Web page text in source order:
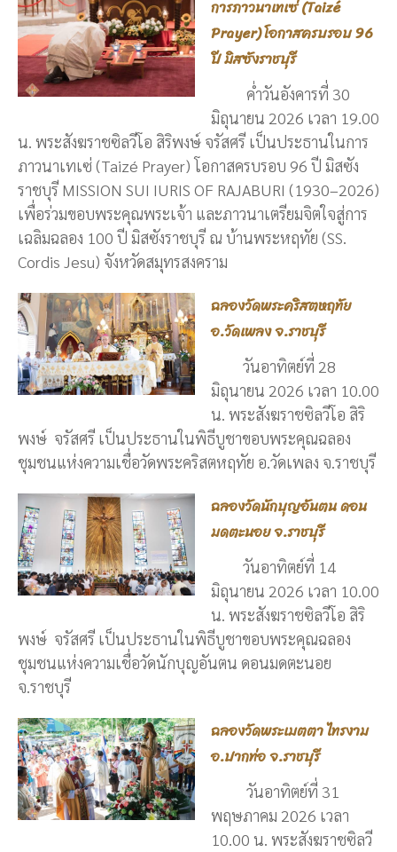
การภาวนาเทเซ่ (Taizé
Prayer) โอกาสครบรอบ 96
ปี มิสซังราชบุรี
ค่ำวันอังคารที่ 30
มิถุนายน 2026 เวลา 19.00
น. พระสังฆราชซิลวีโอ สิริพงษ์ จรัสศรี เป็นประธานในการ
ภาวนาเทเซ่ (Taizé Prayer) โอกาสครบรอบ 96 ปี มิสซัง
ราชบุรี MISSION SUI IURIS OF RAJABURI (1930–2026)
เพื่อร่วมขอบพระคุณพระเจ้า และภาวนาเตรียมจิตใจสู่การ
เฉลิมฉลอง 100 ปี มิสซังราชบุรี ณ บ้านพระหฤทัย (SS.
Cordis Jesu) จังหวัดสมุทรสงคราม
ฉลองวัดพระคริสตหฤทัย
อ.วัดเพลง จ.ราชบุรี
วันอาทิตย์ที่ 28
มิถุนายน 2026 เวลา 10.00
น. พระสังฆราชซิลวีโอ สิริ
พงษ์ จรัสศรี เป็นประธานในพิธีบูชาขอบพระคุณฉลอง
ชุมชนแห่งความเชื่อวัดพระคริสตหฤทัย อ.วัดเพลง จ.ราชบุรี
ฉลองวัดนักบุญอันตน ดอน
มดตะนอย จ.ราชบุรี
วันอาทิตย์ที่ 14
มิถุนายน 2026 เวลา 10.00
น. พระสังฆราชซิลวีโอ สิริ
พงษ์ จรัสศรี เป็นประธานในพิธีบูชาขอบพระคุณฉลอง
ชุมชนแห่งความเชื่อวัดนักบุญอันตน ดอนมดตะนอย
จ.ราชบุรี
ฉลองวัดพระเมตตา ไทรงาม
อ.ปากท่อ จ.ราชบุรี
วันอาทิตย์ที่ 31
พฤษภาคม 2026 เวลา
10.00 น. พระสังฆราชซิลวี